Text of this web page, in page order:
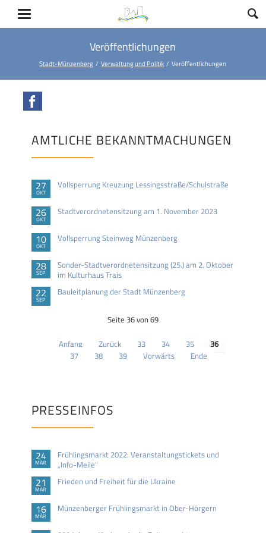
Veröffentlichungen
Stadt-Münzenberg Verwaltung und Politik Veröffentlichungen
AMTLICHE BEKANNTMACHUNGEN
27
OKT
Vollsperrung Kreuzung Lessingsstraße/Schulstraße
26
OKT
Stadtverordnetensitzung am 1. November 2023
10
OKT
Vollsperrung Steinweg Münzenberg
28
SEP
Sonder-Stadtverordnetensitzung (25.) am 2. Oktober
im Kulturhaus Trais
22
SEP
Bauleitplanung der Stadt Münzenberg
Seite 36 von 69
Anfang Zurück 33 34 35
36
37
38 39 Vorwärts Ende
PRESSEINFOS
24
MÄR
Frühlingsmarkt 2022: Veranstaltungstickets und
„Info-Meile“
21
MÄR
Frieden und Freiheit für die Ukraine
16
MÄR
Münzenberger Frühlingsmarkt in Ober-Hörgern